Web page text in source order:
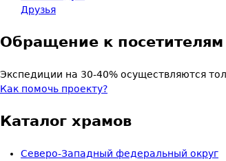
Друзья
Обращение к посетителям
Экспедиции на 30-40% осуществляются
Как помочь проекту?
Каталог храмов
Северо-Западный федеральный округ